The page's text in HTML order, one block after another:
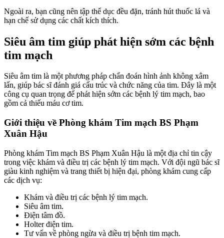
Ngoài ra, bạn cũng nên tập thể dục đều đặn, tránh hút thuốc lá và
hạn chế sử dụng các chất kích thích.
Siêu âm tim giúp phát hiện sớm các bệnh
tim mạch
Siêu âm tim là một phương pháp chẩn đoán hình ảnh không xâm
lấn, giúp bác sĩ đánh giá cấu trúc và chức năng của tim. Đây là một
công cụ quan trọng để phát hiện sớm các bệnh lý tim mạch, bao
gồm cả thiếu máu cơ tim.
Giới thiệu về Phòng khám Tim mạch BS Phạm
Xuân Hậu
Phòng khám Tim mạch BS Phạm Xuân Hậu là một địa chỉ tin cậy
trong việc khám và điều trị các bệnh lý tim mạch. Với đội ngũ bác sĩ
giàu kinh nghiệm và trang thiết bị hiện đại, phòng khám cung cấp
các dịch vụ:
Khám và điều trị các bệnh lý tim mạch.
Siêu âm tim.
Điện tâm đồ.
Holter điện tim.
Tư vấn về phòng ngừa và điều trị bệnh tim mạch.